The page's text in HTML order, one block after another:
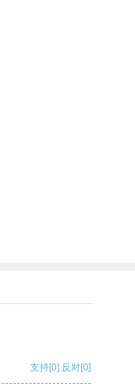
支持[0] 反对[0]